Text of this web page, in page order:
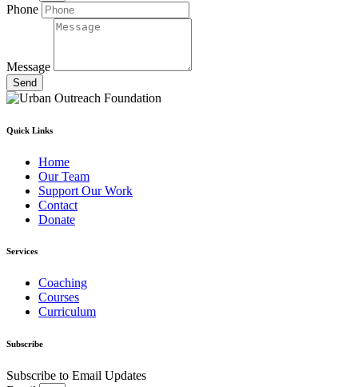
Phone
Message
Send
Quick Links
Home
Our Team
Support Our Work
Contact
Donate
Services
Coaching
Courses
Curriculum
Subscribe
Subscribe to Email Updates